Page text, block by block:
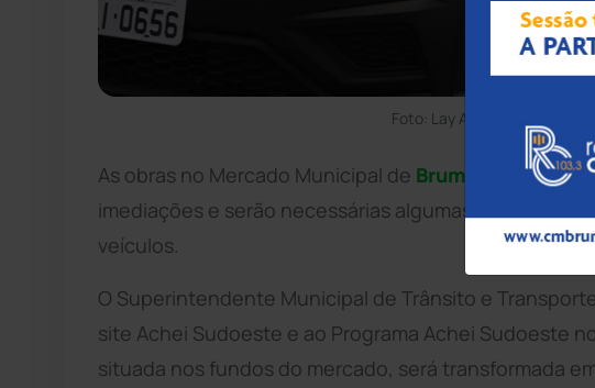
Foto: Lay Amorim/Achei
As obras no Mercado Municipal de Brumado
vão
imediações e serão necessárias algumas mudanças
veículos.
O Superintendente Municipal de Trânsito e
site Achei Sudoeste e ao Programa Achei Sudoeste
situada nos fundos do mercado, será transformada